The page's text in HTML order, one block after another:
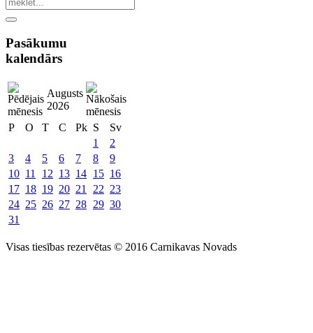
Pasākumu
kalendārs
Augusts
2026
P
O T C Pk S
Sv
1
2
3
4 5 6 7 8
9
10 11 12 13 14 15 16
17 18 19 20 21 22 23
24 25 26 27 28 29 30
31
Visas tiesības rezervētas © 2016 Carnikavas Novads